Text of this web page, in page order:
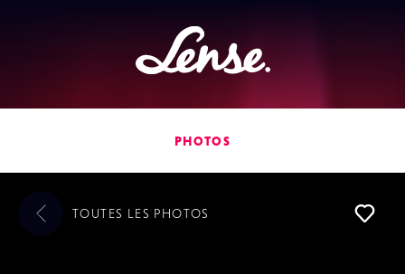
Lense
PHOTOS
TOUTES LES PHOTOS